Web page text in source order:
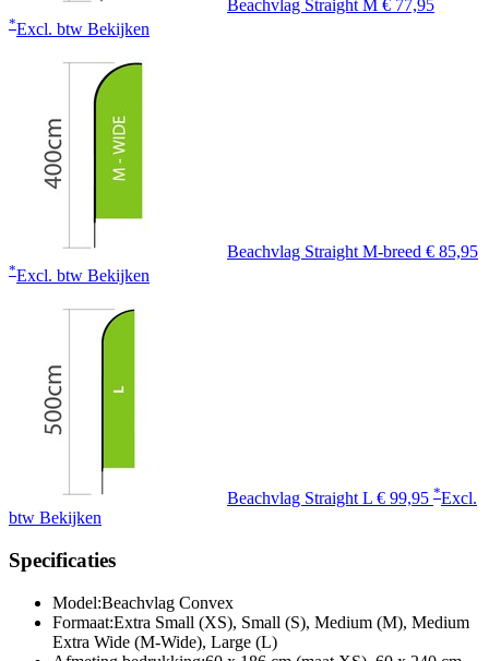
Beachvlag Straight M € 77,95
*Excl. btw Bekijken
Beachvlag Straight M-breed € 85,95
*Excl. btw Bekijken
Beachvlag Straight L € 99,95 *Excl.
btw Bekijken
Specificaties
Model:Beachvlag Convex
Formaat:Extra Small (XS), Small (S), Medium (M), Medium
Extra Wide (M-Wide), Large (L)